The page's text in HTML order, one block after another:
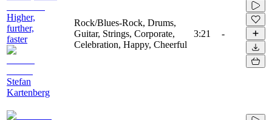
Higher,
further,
faster
Stefan
Kartenberg
Rock/Blues-Rock, Drums,
Guitar, Strings, Corporate,
Celebration, Happy, Cheerful
3:21 -